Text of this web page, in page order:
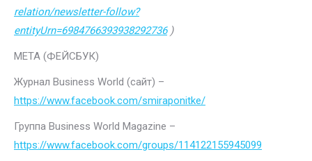
relation/newsletter-follow?
entityUrn=6984766393938292736)
МЕТА (ФЕЙСБУК)
Журнал Business World (сайт) –
https://www.facebook.com/smiraponitke/
Группа Business World Magazine –
https://www.facebook.com/groups/114122155945099